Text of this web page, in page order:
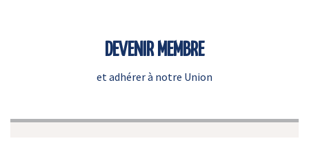
DEVENIR MEMBRE
et adhérer à notre Union